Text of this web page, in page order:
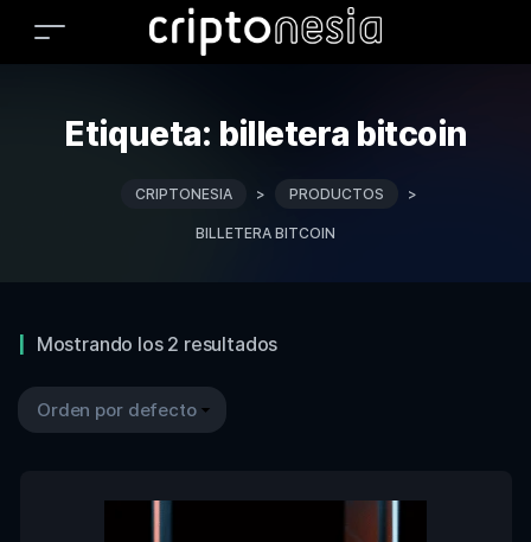
Etiqueta: billetera bitcoin
CRIPTONESIA > PRODUCTOS >
BILLETERA BITCOIN
Mostrando los 2 resultados